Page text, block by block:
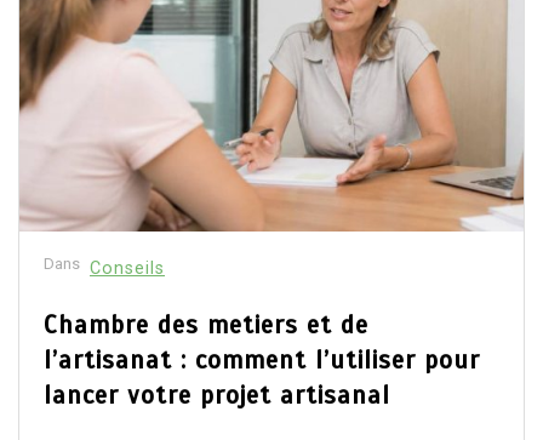
Dans Conseils
Chambre des metiers et de
l’artisanat : comment l’utiliser pour
lancer votre projet artisanal